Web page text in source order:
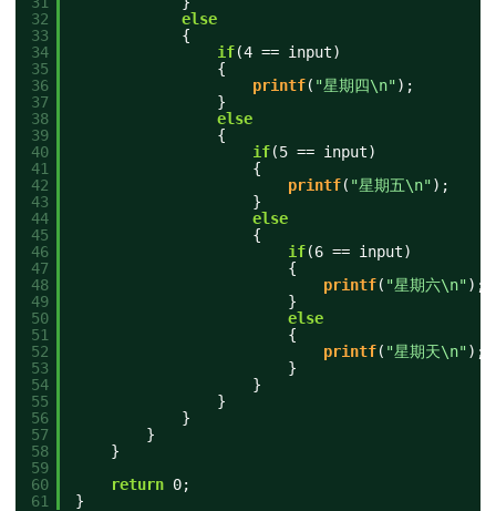
32
33
34
35
36
37
38
39
40
41
42
43
44
45
46
47
48
49
50
51
52
53
54
55
56
57
58
59
60
61
else
{
if(4 == input)
{
printf( "星期四\n");
}
else
{
if(5 == input)
{
printf( "星期五\n");
}
else
{
if(6 == input)
{
printf( "星期六\n");
}
else
{
printf( "星期天\n");
}
}
}
}
}
}
return 0;
}